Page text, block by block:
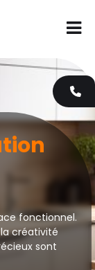
fonctionnel.
créativité
sont